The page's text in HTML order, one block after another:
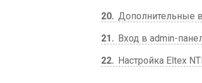
20 Дополнительные
21
Вход в admin-
22
Настройка Eltex